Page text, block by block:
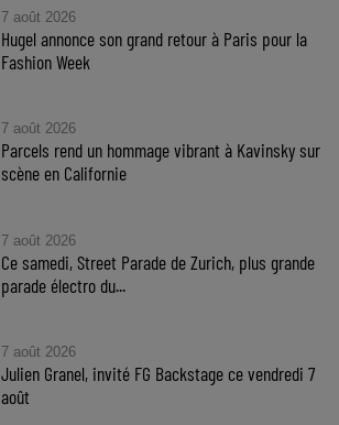
7 août 2026
Hugel annonce son grand retour à Paris pour la
Fashion Week
7 août 2026
Parcels rend un hommage vibrant à Kavinsky sur
scène en Californie
7 août 2026
Ce samedi, Street Parade de Zurich, plus grande
parade électro du...
7 août 2026
Julien Granel, invité FG Backstage ce vendredi 7
août